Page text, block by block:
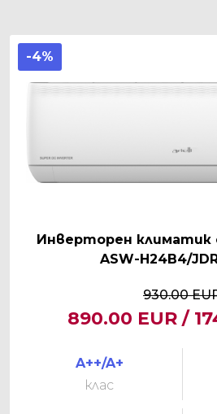
-4%
Инверторен климатик
ASW-H24B4/
930.00
890.00 EUR /
A++/A+
клас